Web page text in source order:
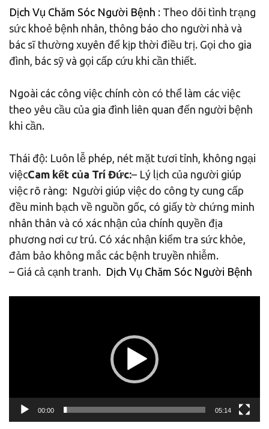
Dịch Vụ Chăm Sóc Người Bệnh : Theo dõi tình trạng
sức khoẻ bệnh nhân, thông báo cho người nhà và
bác sĩ thường xuyên để kịp thời điều trị. Gọi cho gia
đình, bác sỹ và gọi cấp cứu khi cần thiết.
Ngoài các công việc chính còn có thể làm các việc
theo yêu cầu của gia đình liên quan đến người bệnh
khi cần.
Thái độ: Luôn lễ phép, nét mặt tươi tỉnh, không ngại
việcCam kết của Trí Đức:– Lý lịch của người giúp
việc rõ ràng: Người giúp việc do công ty cung cấp
đều minh bạch về nguồn gốc, có giấy tờ chứng minh
nhân thân và có xác nhận của chính quyền địa
phương nơi cư trú. Có xác nhận kiểm tra sức khỏe,
đảm bảo không mắc các bệnh truyền nhiễm.
– Giá cả cạnh tranh. Dịch Vụ Chăm Sóc Người Bệnh
00:00 05:14